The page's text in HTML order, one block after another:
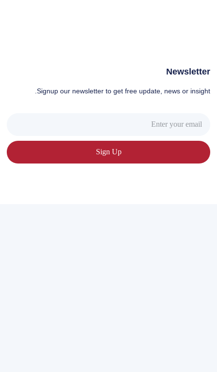
Newsletter
Signup our newsletter to get free update, news or insight.
Sign Up